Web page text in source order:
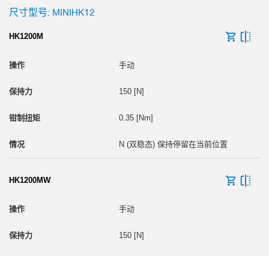
尺寸型号: MINIHK12
HK1200M
手动
150 [N]
0.35 [Nm]
N (双稳态) 保持停留在当前位置
HK1200MW
手动
150 [N]